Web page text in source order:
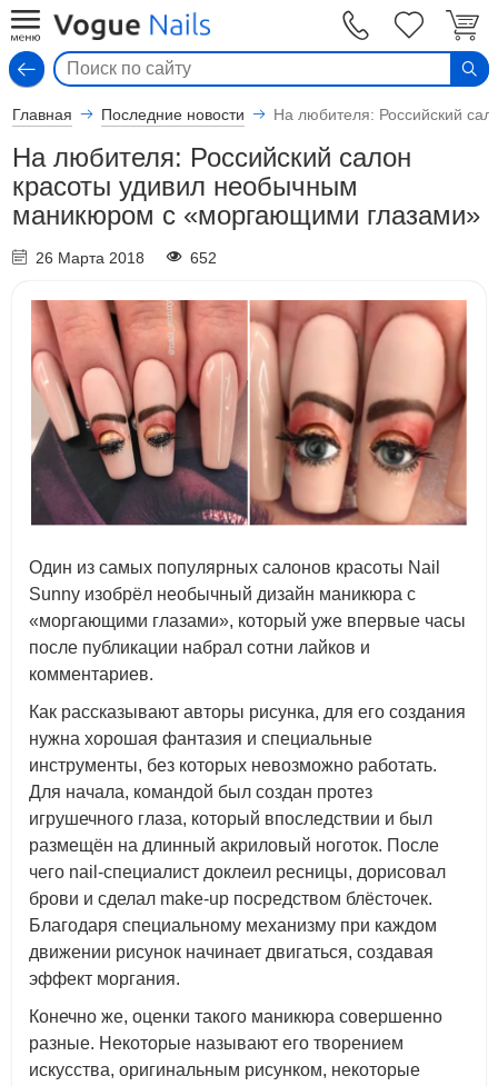
Главная Последние новости На любителя: Российский
На любителя: Российский салон
красоты удивил необычным
маникюром с «моргающими глазами»
26 Марта 2018 652
Один из самых популярных салонов красоты Nail
Sunny изобрёл необычный дизайн маникюра с
«моргающими глазами», который уже впервые часы
после публикации набрал сотни лайков и
комментариев.
Как рассказывают авторы рисунка, для его создания
нужна хорошая фантазия и специальные
инструменты, без которых невозможно работать.
Для начала, командой был создан протез
игрушечного глаза, который впоследствии и был
размещён на длинный акриловый ноготок. После
чего nail-специалист доклеил ресницы, дорисовал
брови и сделал make-up посредством блёсточек.
Благодаря специальному механизму при каждом
движении рисунок начинает двигаться, создавая
эффект моргания.
Конечно же, оценки такого маникюра совершенно
разные. Некоторые называют его творением
искусства, оригинальным рисунком, некоторые